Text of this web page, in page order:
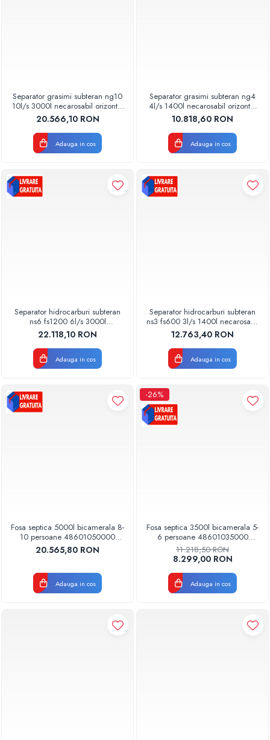
Separator grasimi subteran ng10
10l/s 3000l necarosabil orizontal
48910001000 Aquaclean
Valrom
20.566,10 RON
Adauga in cos
Separator grasimi subteran ng4
4l/s 1400l necarosabil orizontal
48910000401 Aquaclean
Valrom
10.818,60 RON
Adauga in cos
Separator hidrocarburi subteran
ns6 fs1200 6l/s 3000l
necarosabil orizontal
48930000600 Aquaclean
Valrom
22.118,10 RON
Adauga in cos
Separator hidrocarburi subteran
ns3 fs600 3l/s 1400l necarosabil
orizontal 48930000300
Aquaclean Valrom
12.763,40 RON
Adauga in cos
Fosa septica 5000l bicamerala 8-
10 persoane 48601050000
Aquaclean Valrom
20.565,80 RON
Adauga in cos
-26%
Fosa septica 3500l bicamerala 5-
6 persoane 48601035000
Aquaclean Valrom
11.218,50 RON
8.299,00 RON
Adauga in cos